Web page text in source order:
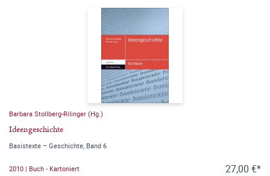
Barbara Stollberg-Rilinger (Hg.)
Ideengeschichte
Basistexte – Geschichte, Band 6
2010 | Buch - Kartoniert 27,00 €*